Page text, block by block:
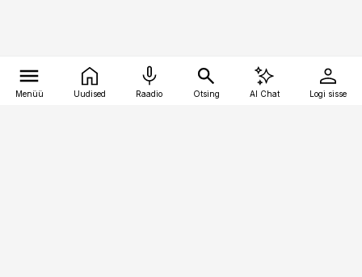
Menüü Uudised Raadio Otsing AI Chat Logi sisse